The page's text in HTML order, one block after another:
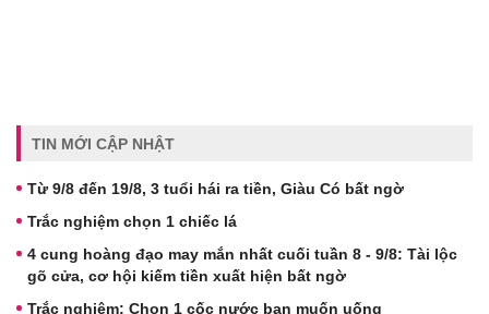
TIN MỚI CẬP NHẬT
Từ 9/8 đến 19/8, 3 tuổi hái ra tiền, Giàu Có bất ngờ
Trắc nghiệm chọn 1 chiếc lá
4 cung hoàng đạo may mắn nhất cuối tuần 8 - 9/8: Tài lộc
gõ cửa, cơ hội kiếm tiền xuất hiện bất ngờ
Trắc nghiệm: Chọn 1 cốc nước bạn muốn uống